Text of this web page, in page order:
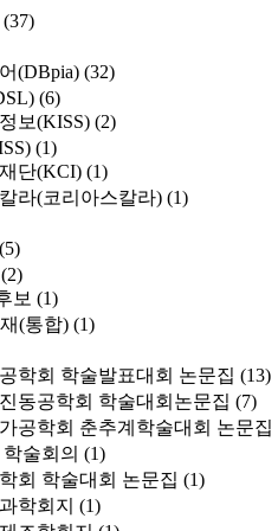
(37)
(DBpia) (32)
(6)
보(KISS) (2)
(1)
단(KCI) (1)
라(코리아스칼라) (1)
(5)
(2)
보 (1)
(통합) (1)
학회 학술발표대회 논문집 (13)
동공학회 학술대회논문집 (7)
공학회 춘추계학술대회 논문집
술회의 (1)
회 학술대회 논문집 (1)
학회지 (1)